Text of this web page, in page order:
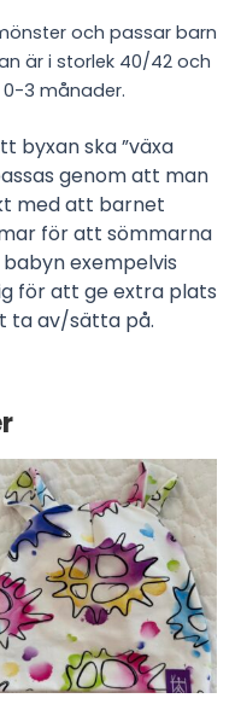
och passar barn
är i storlek 40/42 och
3 månader.
byxan ska ”växa
genom att man
med att barnet
för att sömmarna
exempelvis
för att ge extra plats
ta av/sätta på.